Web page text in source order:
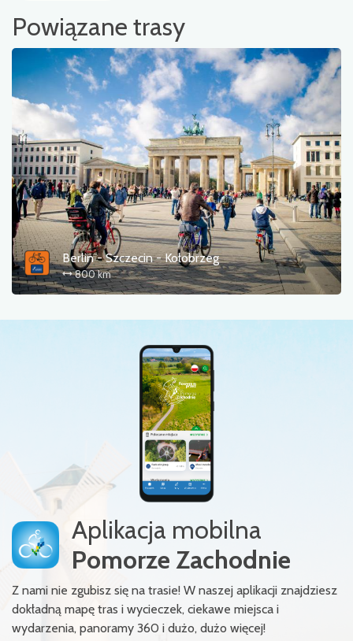
Powiązane trasy
Berlin - Szczecin - Kołobrzeg
800 km
Aplikacja mobilna
Pomorze Zachodnie
Z nami nie zgubisz się na trasie! W naszej aplikacji znajdziesz
dokładną mapę tras i wycieczek, ciekawe miejsca i
wydarzenia, panoramy 360 i dużo, dużo więcej!